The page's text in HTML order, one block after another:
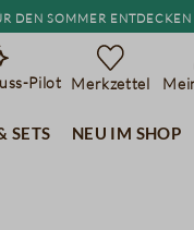
den Sommer entdecken
Pilot Merkzettel
Sets Neu im Shop